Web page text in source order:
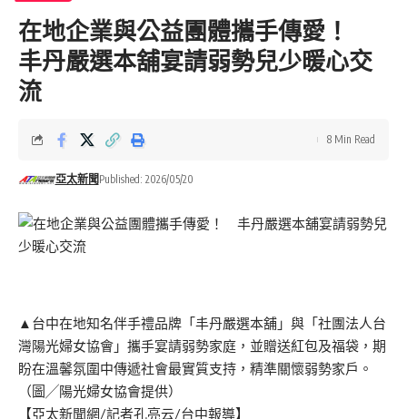
在地企業與公益團體攜手傳愛！
丰丹嚴選本舖宴請弱勢兒少暖心交
流
亞太新聞 Published: 2026/05/20
8 Min Read
▲台中在地知名伴手禮品牌「丰丹嚴選本舖」與「社團法人台
灣陽光婦女協會」攜手宴請弱勢家庭，並贈送紅包及福袋，期
盼在溫馨氛圍中傳遞社會最實質支持，精準關懷弱勢家戶。
（圖╱陽光婦女協會提供）
【亞太新聞網/記者孔亮云/台中報導】